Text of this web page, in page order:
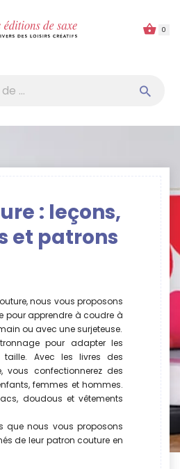
0
: leçons,
et patrons
nous vous proposons
pour apprendre à coudre à
ou avec une surjeteuse.
pour adapter les
Avec les livres des
vous confectionnerez des
femmes et hommes.
doudous et vêtements
que nous vous proposons
de leur patron couture en